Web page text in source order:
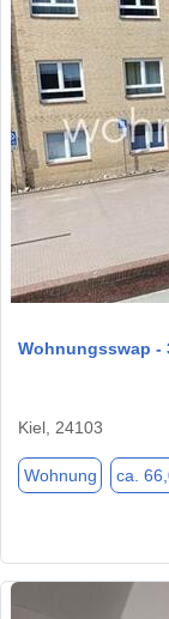
Wohnungsswap -
Kiel, 24103
Wohnung ca.